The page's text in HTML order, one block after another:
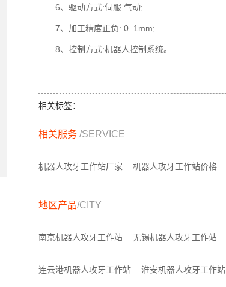
6、驱动方式:伺服.气动;.
7、加工精度正负: 0. 1mm;
8、控制方式:机器人控制系统。
相关标签：
相关服务 /SERVICE
机器人攻牙工作站厂家 机器人攻牙工作站价格
地区产品/CITY
南京机器人攻牙工作站 无锡机器人攻牙工作站
连云港机器人攻牙工作站 淮安机器人攻牙工作站